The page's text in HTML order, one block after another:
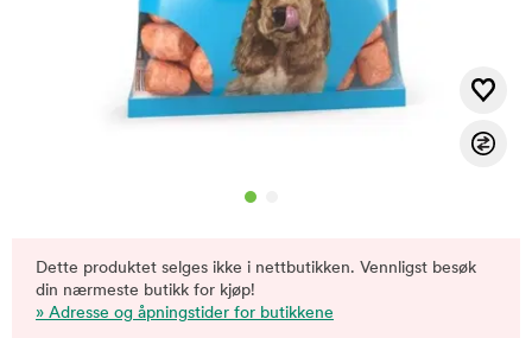
Dette produktet selges ikke i nettbutikken. Vennligst besøk
din nærmeste butikk for kjøp!
» Adresse og åpningstider for butikkene